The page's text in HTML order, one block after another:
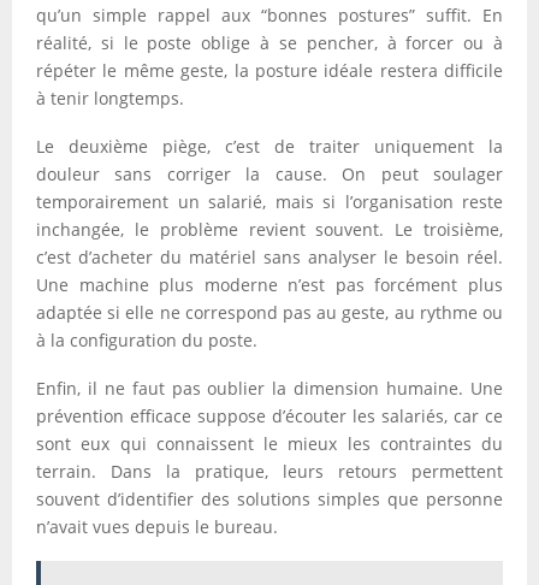
qu’un simple rappel aux “bonnes postures” suffit. En
réalité, si le poste oblige à se pencher, à forcer ou à
répéter le même geste, la posture idéale restera difficile
à tenir longtemps.
Le deuxième piège, c’est de traiter uniquement la
douleur sans corriger la cause. On peut soulager
temporairement un salarié, mais si l’organisation reste
inchangée, le problème revient souvent. Le troisième,
c’est d’acheter du matériel sans analyser le besoin réel.
Une machine plus moderne n’est pas forcément plus
adaptée si elle ne correspond pas au geste, au rythme ou
à la configuration du poste.
Enfin, il ne faut pas oublier la dimension humaine. Une
prévention efficace suppose d’écouter les salariés, car ce
sont eux qui connaissent le mieux les contraintes du
terrain. Dans la pratique, leurs retours permettent
souvent d’identifier des solutions simples que personne
n’avait vues depuis le bureau.